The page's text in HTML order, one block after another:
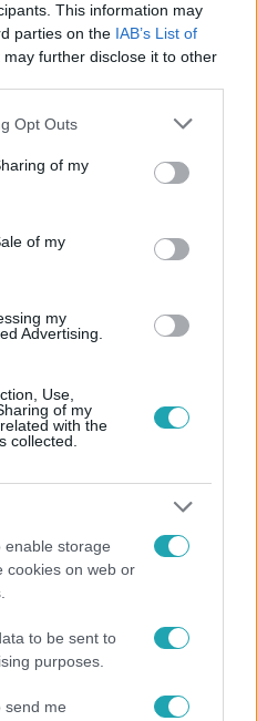
This information may
parties on the IAB’s List of
may further disclose it to other
uses one or more Google
behaviour. You may click to
and its third-party tags to
purposes in below Google
Opt Outs
of my
of my
my
Advertising.
Use,
of my
with the
collected.
enable storage
cookies on web or
to be sent to
purposes.
send me
#BORKAI ZSOLT